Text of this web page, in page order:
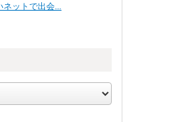
ネットで出会...